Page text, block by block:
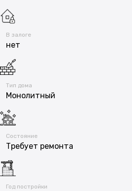
В залоге
нет
Тип дома
Монолитный
Состояние
Требует ремонта
Год постройки